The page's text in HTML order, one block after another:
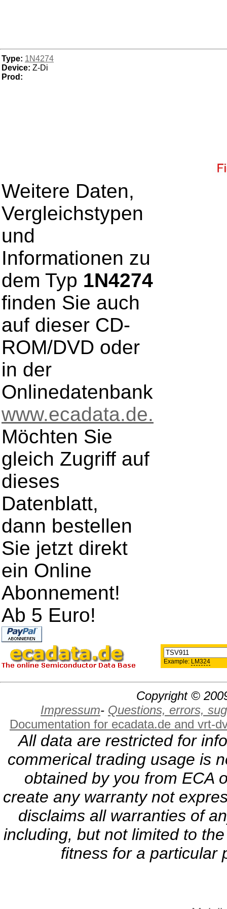
Type: 1N4274
Device: Z-Di
Prod:
Weitere Daten,
Vergleichstypen
und
Informationen zu
dem Typ 1N4274
finden Sie auch
auf dieser CD-
ROM/DVD oder
in der
Onlinedatenbank
www.ecadata.de.
Möchten Sie
gleich Zugriff auf
dieses
Datenblatt,
dann bestellen
Sie jetzt direkt
ein Online
Abonnement!
Ab 5 Euro!
Example: LM324
Copyright ©
Impressum- Questions, errors,
Documentation for ecadata.de and vrt-
All data are restricted for
commerical trading usage is
obtained by you from ECA
create any warranty not
disclaims all warranties of
including, but not limited to
fitness for a particular